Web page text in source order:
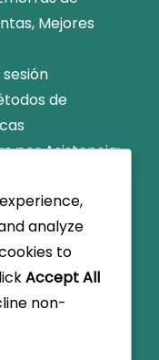
Mejores
de
por Asistencia:
de
Requisitos,
analyze
to
Accept All
non-